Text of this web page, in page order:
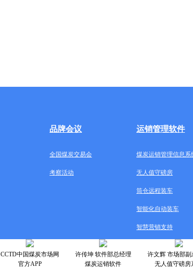
品牌会议 运销管理软件
全国煤炭交易会 煤炭运销管理信息系
考察活动 无人值守磅房
筒仓远程装车
智能化自动装车
智慧营销支持
CCTD中国煤炭市场网
官方APP
许传坤 软件部总经理
煤炭运销软件
许文辉 市场部副
无人值守磅房